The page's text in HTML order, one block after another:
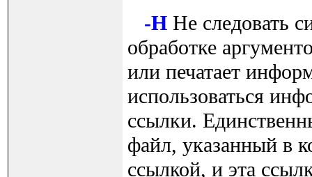
-H Не следовать
обработке
или печатает
использоваться
ссылки.
файл, указанный в
ссылкой, и эта